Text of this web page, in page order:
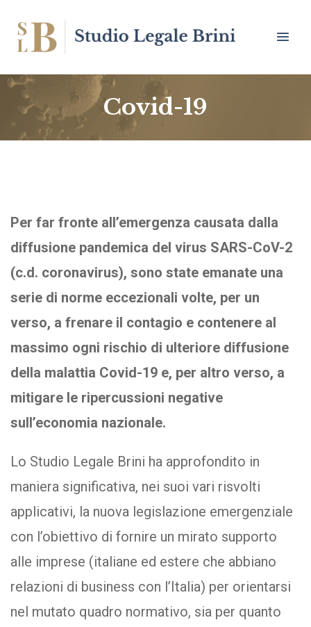
Covid-19
Per far fronte all’emergenza causata dalla
diffusione pandemica del virus SARS-CoV-2
(c.d. coronavirus), sono state emanate una
serie di norme eccezionali volte, per un
verso, a frenare il contagio e contenere al
massimo ogni rischio di ulteriore diffusione
della malattia Covid-19 e, per altro verso, a
mitigare le ripercussioni negative
sull’economia nazionale.
Lo Studio Legale Brini ha approfondito in
maniera significativa, nei suoi vari risvolti
applicativi, la nuova legislazione emergenziale
con l’obiettivo di fornire un mirato supporto
alle imprese (italiane ed estere che abbiano
relazioni di business con l’Italia) per orientarsi
nel mutato quadro normativo, sia per quanto